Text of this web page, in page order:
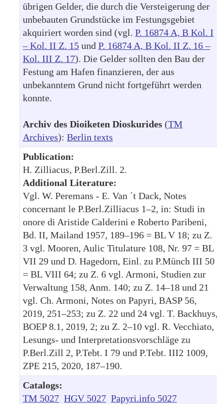
übrigen Gelder, die durch die Versteigerung der
unbebauten Grundstücke im Festungsgebiet
akquiriert worden sind (vgl. P. 16874 A, B Kol. I
– Kol. II Z. 15 und P. 16874 A, B Kol. II Z. 16 –
Kol. III Z. 17). Die Gelder sollten den Bau der
Festung am Hafen finanzieren, der aus
unbekanntem Grund nicht fortgeführt werden
konnte.
Archiv des Dioiketen Dioskurides (TM
Archives): Berlin texts
Publication:
H. Zilliacus, P.Berl.Zill. 2.
Additional Literature:
Vgl. W. Peremans - E. Van ´t Dack, Notes
concernant le P.Berl.Zilliacus 1–2, in: Studi in
onore di Aristide Calderini e Roberto Paribeni,
Bd. II, Mailand 1957, 189–196 = BL V 18; zu Z.
3 vgl. Mooren, Aulic Titulature 108, Nr. 97 = BL
VII 29 und D. Hagedorn, Einl. zu P.Münch III 50
= BL VIII 64; zu Z. 6 vgl. Armoni, Studien zur
Verwaltung 158, Anm. 140; zu Z. 14–18 und 21
vgl. Ch. Armoni, Notes on Papyri, BASP 56,
2019, 251–253; zu Z. 22 und 24 vgl. T.
BOEP 8.1, 2019, 2; zu Z. 2–10 vgl. R. Vecchiato,
Lesungs- und Interpretationsvorschläge zu
P.Berl.Zill 2, P.Tebt. I 79 und P.Tebt. III2 1009,
ZPE 215, 2020, 187–190.
Catalogs:
TM 5027 HGV 5027 Papyri.info 5027